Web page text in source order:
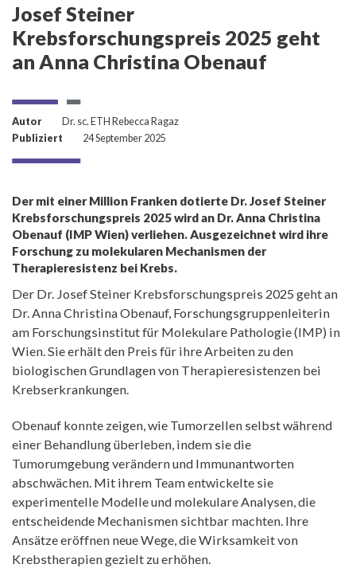
Josef Steiner
Krebsforschungspreis 2025 geht
an Anna Christina Obenauf
Autor
Dr. sc. ETH Rebecca Ragaz
Publiziert
24 September 2025
Der mit einer Million Franken dotierte Dr. Josef Steiner
Krebsforschungspreis 2025 wird an Dr. Anna Christina
Obenauf (IMP Wien) verliehen. Ausgezeichnet wird ihre
Forschung zu molekularen Mechanismen der
Therapieresistenz bei Krebs.
Der Dr. Josef Steiner Krebsforschungspreis 2025 geht an
Dr. Anna Christina Obenauf, Forschungsgruppenleiterin
am Forschungsinstitut für Molekulare Pathologie (IMP) in
Wien. Sie erhält den Preis für ihre Arbeiten zu den
biologischen Grundlagen von Therapieresistenzen bei
Krebserkrankungen.
Obenauf konnte zeigen, wie Tumorzellen selbst während
einer Behandlung überleben, indem sie die
Tumorumgebung verändern und Immunantworten
abschwächen. Mit ihrem Team entwickelte sie
experimentelle Modelle und molekulare Analysen, die
entscheidende Mechanismen sichtbar machten. Ihre
Ansätze eröffnen neue Wege, die Wirksamkeit von
Krebstherapien gezielt zu erhöhen.